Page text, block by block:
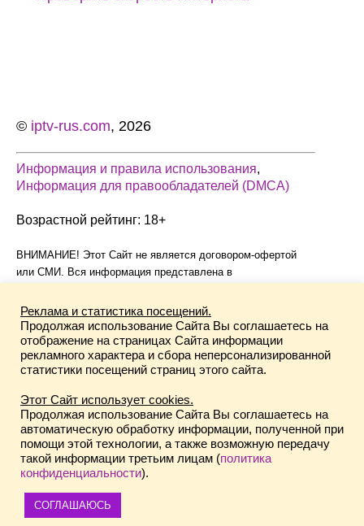
© iptv-rus.com, 2026
Информация и правила использования,
Информация для правообладателей (DMCA)
Возрастной рейтинг: 18+
ВНИМАНИЕ! Этот Сайт не является договором-офертой
или СМИ. Вся информация представлена в
подразумеваемых. Все зарегистрированные торговые
марки и права авторов на контент принадлежат их
законным владельцам. Публикации, нарушающие
авторские права, удаляются по запросу правообладателя.
ссылкам, не несет ответственность за ненадлежащее
качество информации, изменения в политиках,
взаимоотношения с правообладателями, не возмещает
ущерб (любой прямой, косвенный и тд.), а также не
гарантирует корректность предоставляемой информации и
ее актуальность в будущем в будущем.
Реклама и статистика посещений.
Продолжая использование Сайта Вы соглашаетесь на
отображение на страницах Сайта информации
рекламного характера и сбора неперсонализированной
статистики посещений страниц этого сайта.
Этот Сайт использует cookies.
Продолжая использование Сайта Вы соглашаетесь на
автоматическую обработку информации, полученной при
помощи этой технологии, а также возможную передачу
такой информации третьим лицам (политика
конфиденциальности).
СОГЛАШАЮСЬОставьте комментарий!